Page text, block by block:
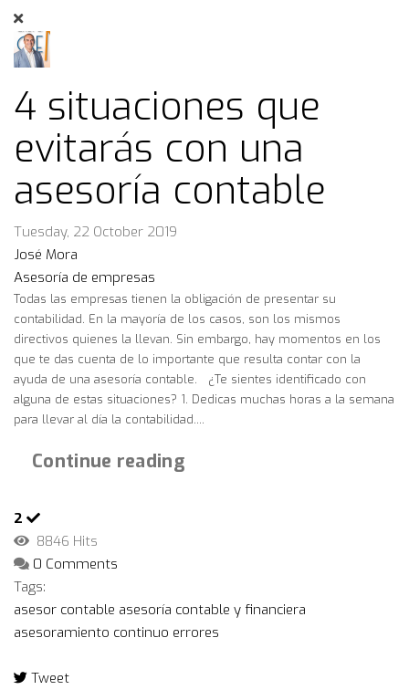
4 situaciones que
evitarás con una
asesoría contable
Tuesday, 22 October 2019
José Mora
Asesoría de empresas
Todas las empresas tienen la obligación de presentar su
contabilidad. En la mayoría de los casos, son los mismos
directivos quienes la llevan. Sin embargo, hay momentos en los
que te das cuenta de lo importante que resulta contar con la
ayuda de una asesoría contable. ¿Te sientes identificado con
alguna de estas situaciones? 1. Dedicas muchas horas a la semana
para llevar al día la contabilidad....
Continue reading
2
8846 Hits
0 Comments
Tags:
asesor contable asesoría contable y financiera
asesoramiento continuo errores
Tweet